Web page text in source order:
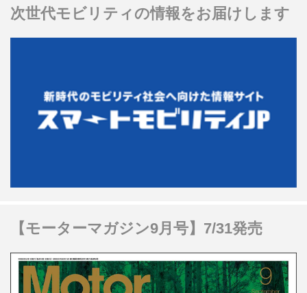
次世代モビリティの情報をお届けします
【モーターマガジン9月号】7/31発売